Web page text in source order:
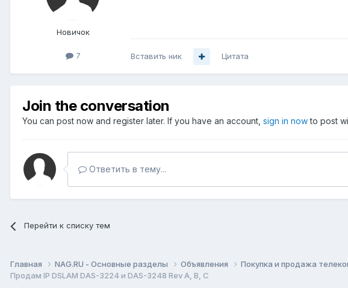
Новичок
7 Вставить ник Цитата
Join the conversation
You can post now and register later. If you have an account, sign in nowto post
Ответить в тему...
Перейти к списку тем
Главная NAG.RU - Основные разделы Объявления
Покупка и продажа
Продам IP DSLAM DAS-3224 и DAS-3248 Rev A, B, С